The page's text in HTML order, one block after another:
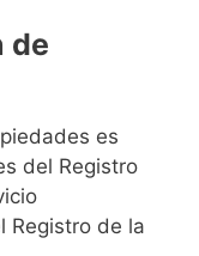
de
es
del Registro
Registro de la